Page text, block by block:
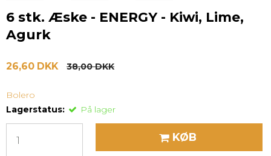
6 stk. Æske - ENERGY - Kiwi, Lime,
Agurk
26,60 DKK 38,00 DKK
Bolero
Lagerstatus:
På lager
KØB